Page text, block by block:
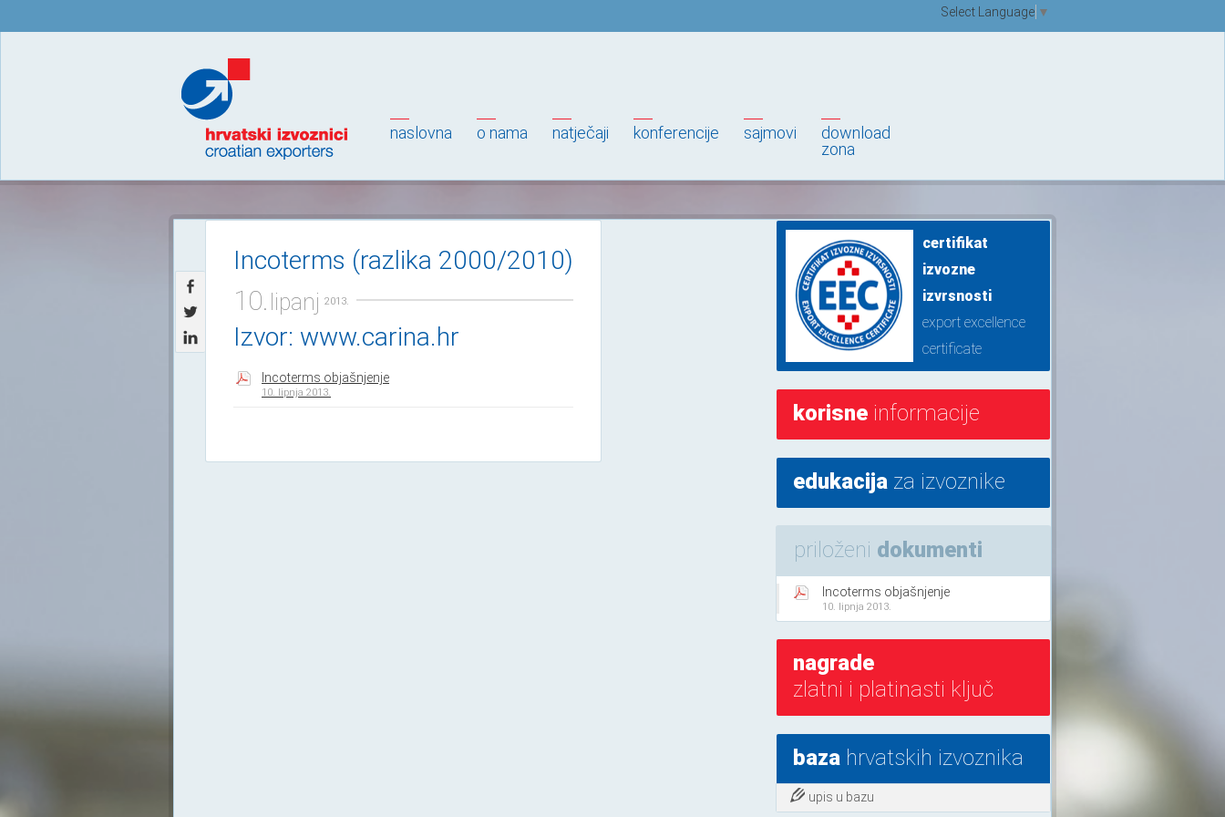
Select Language ▼
naslovna o nama natječaji konferencije sajmovi
download
zona
Incoterms (razlika 2000/2010)
10. lipanj 2013.
Izvor: www.carina.hr
Incoterms objašnjenje
10. lipnja 2013.
certifikat
izvozne
izvrsnosti
export excellence
certificate
korisne informacije
edukacija za izvoznike
priloženi dokumenti
Incoterms objašnjenje
10. lipnja 2013.
nagrade
zlatni i platinasti ključ
baza hrvatskih izvoznika
upis u bazu